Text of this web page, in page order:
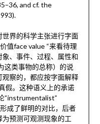
and cf. the
界的科学主张进行字面
值face value “来看待理
、事件、过程、属性和
这类事物的总称）的说
察的，都应按字面解释
假。这种语义 上的承诺
“instrumentalist”
成了鲜明的对比，后者
预测可观测现象的工